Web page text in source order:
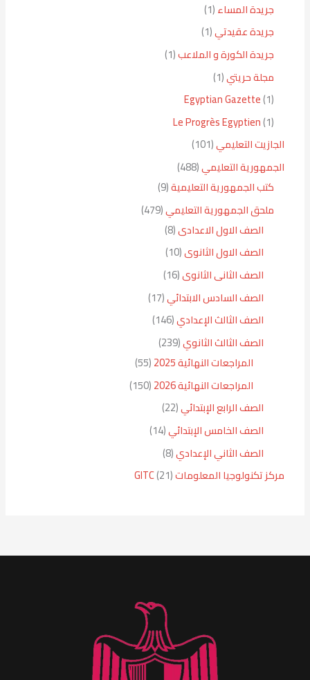
جريدة المساء 1
جريدة عقيدتي 1
جريدة الكورة و الملاعب 1
مجلة حريتي 1
Egyptian Gazette 1
Le Progrès Egyptien 1
الجازيت التعليمي 101
الجمهورية التعليمي 488
كتب الجمهورية التعليمية 9
ملحق الجمهورية التعليمي 479
الصف الاول الاعدادى 8
الصف الاول الثانوى 10
الصف الثانى الثانوى 16
الصف السادس الابتدائي 17
الصف الثالث الإعدادي 146
الصف الثالث الثانوي 239
المراجعات النهائية 2025
55
المراجعات النهائية 2026
150
الصف الرابع الإبتدائي 22
الصف الخامس الإبتدائي 14
الصف الثاني الإعدادي 8
مركز تكنولوجيا المعلومات GITC 21